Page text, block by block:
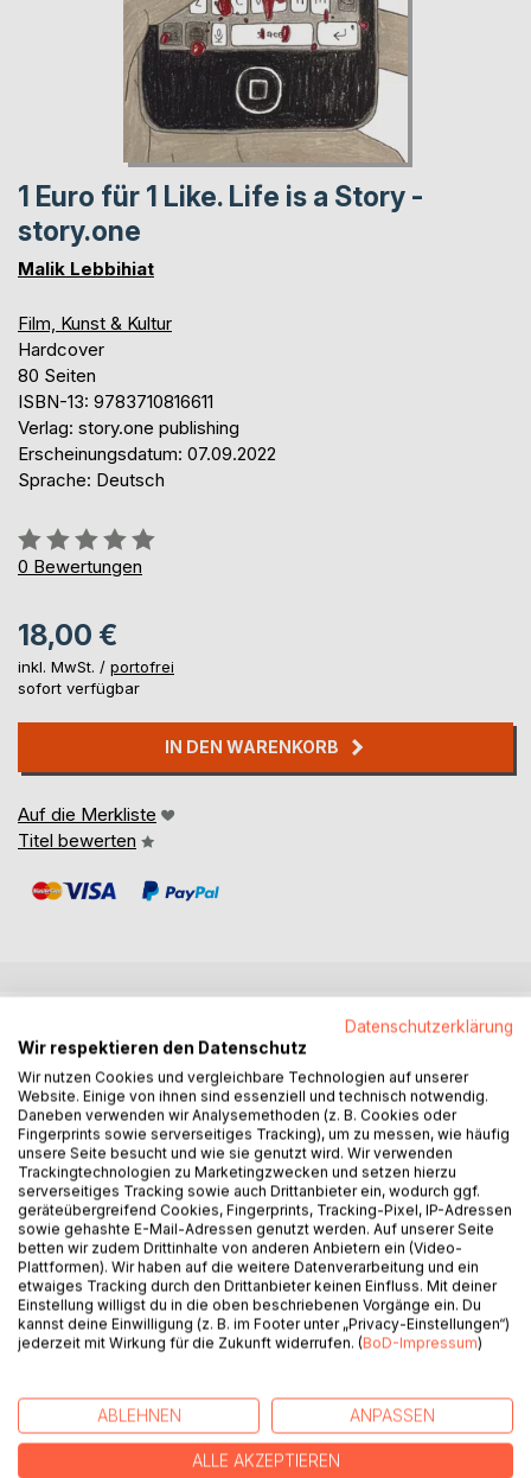
1 Euro für 1 Like. Life is a Story -
story.one
Malik Lebbihiat
Film, Kunst & Kultur
Hardcover
80 Seiten
ISBN-13: 9783710816611
Verlag: story.one publishing
Erscheinungsdatum: 07.09.2022
Sprache: Deutsch
Bewertung::
0%
0 Bewertungen
18,00 €
inkl. MwSt. / portofrei
sofort verfügbar
IN DEN WARENKORB
Auf die Merkliste
Titel bewerten
In einem Live Stream soll der Protagonist dem Publikum
Einblicke in sein Leben gewähren. "1 Euro für 1 Like" ist das
Angebot. Finanziell in einer Notlage, Psychisch am Rande
der Verzweiflung findet er sich bald in einer Abwärtsspirale
wieder, um den morbiden Wünschen des Publikums
gerecht zu werden.
AUTOR/IN
PRESSESTIMMEN
REZENSIONEN
Datenschutzerklärung
Wir respektieren den Datenschutz
Wir nutzen Cookies und vergleichbare Technologien auf unserer
Website. Einige von ihnen sind essenziell und technisch notwendig.
Daneben verwenden wir Analysemethoden (z. B. Cookies oder
Fingerprints sowie serverseitiges Tracking), um zu messen, wie häufig
unsere Seite besucht und wie sie genutzt wird. Wir verwenden
Trackingtechnologien zu Marketingzwecken und setzen hierzu
serverseitiges Tracking sowie auch Drittanbieter ein, wodurch ggf.
geräteübergreifend Cookies, Fingerprints, Tracking-Pixel, IP-Adressen
sowie gehashte E-Mail-Adressen genutzt werden. Auf unserer Seite
betten wir zudem Drittinhalte von anderen Anbietern ein (Video-
Plattformen). Wir haben auf die weitere Datenverarbeitung und ein
etwaiges Tracking durch den Drittanbieter keinen Einfluss. Mit deiner
Einstellung willigst du in die oben beschriebenen Vorgänge ein. Du
kannst deine Einwilligung (z. B. im Footer unter „Privacy-Einstellungen“)
jederzeit mit Wirkung für die Zukunft widerrufen. (BoD-Impressum)
ABLEHNEN ANPASSEN
ALLE AKZEPTIEREN